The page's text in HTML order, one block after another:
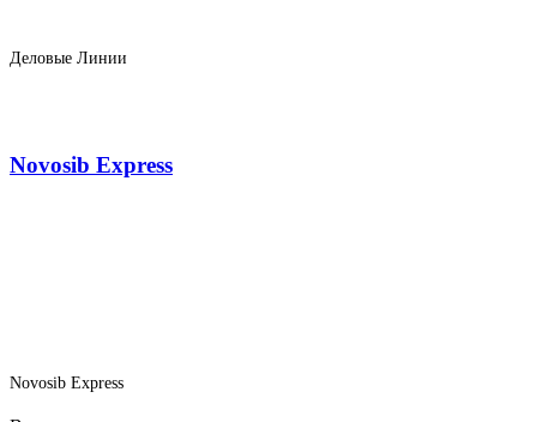
Деловые Линии
Novosib Express
Novosib Express